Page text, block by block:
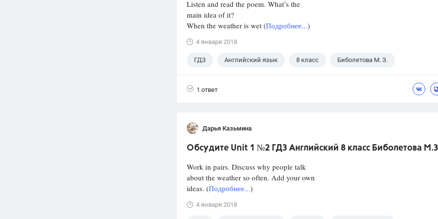
Listen and read the poem. What’s the
main idea of it?
When the weather is wet (Подробнее...)
4 января 2018
ГДЗ Английский язык 8 класс Биболетова М. З.
1 ответ
Дарья Казьмина
Обсудите Unit 1 №2 ГДЗ Английский 8 класс Биболетова
Work in pairs. Discuss why people talk
about the weather so often. Add your own
ideas. (Подробнее...)
4 января 2018